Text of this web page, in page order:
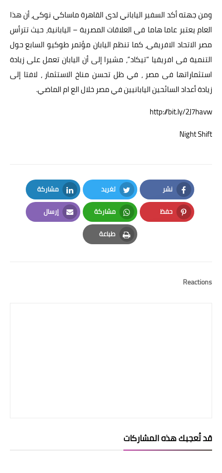
ومن جهته أكد السفير الياباني لدى القاهرة ماساكي نوكى، أن هذا
العام يعتبر عاما هاما فى العلاقات المصرية – اليابانية، حيث تترأس
مصر الاتحاد الافريقى، كما تنظم اليابان مؤتمر طوكيو السابع حول
التنمية فى افريقيا “تيكاد”، مشيرا إلى أن اليابان تعمل على زيادة
استثماراتها فى مصر ، في ظل تحسن مناخ الاستثمار ، لافتا إلى
زيادة أعداد السائحين اليابانيين في مصر خلال الع ام الماضي.
http://bit.ly/2J7havw
Night Shift
نشر
Facebook
تغريد
Twitter
مشاركة
LinkedIn
حفظ
Pinterest
مشاركة
Whatsapp
إرسال
Email
طباعة
Print
Reactions
قد تُعجبك هذه المشاركات